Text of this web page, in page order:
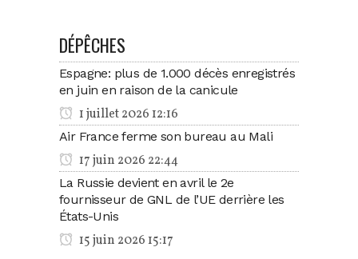
DÉPÊCHES
Espagne: plus de 1.000 décès enregistrés
en juin en raison de la canicule
1 juillet 2026 12:16
Air France ferme son bureau au Mali
17 juin 2026 22:44
La Russie devient en avril le 2e
fournisseur de GNL de l’UE derrière les
États-Unis
15 juin 2026 15:17